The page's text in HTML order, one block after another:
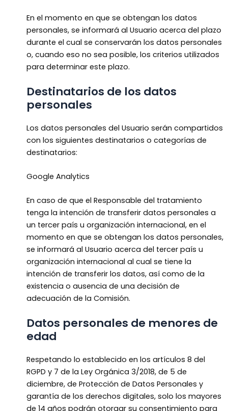
En el momento en que se obtengan los datos
personales, se informará al Usuario acerca del plazo
durante el cual se conservarán los datos personales
o, cuando eso no sea posible, los criterios utilizados
para determinar este plazo.
Destinatarios de los datos
personales
Los datos personales del Usuario serán compartidos
con los siguientes destinatarios o categorías de
destinatarios:
Google Analytics
En caso de que el Responsable del tratamiento
tenga la intención de transferir datos personales a
un tercer país u organización internacional, en el
momento en que se obtengan los datos personales,
se informará al Usuario acerca del tercer país u
organización internacional al cual se tiene la
intención de transferir los datos, así como de la
existencia o ausencia de una decisión de
adecuación de la Comisión.
Datos personales de menores de
edad
Respetando lo establecido en los artículos 8 del
RGPD y 7 de la Ley Orgánica 3/2018, de 5 de
diciembre, de Protección de Datos Personales y
garantía de los derechos digitales, solo los mayores
de 14 años podrán otorgar su consentimiento para